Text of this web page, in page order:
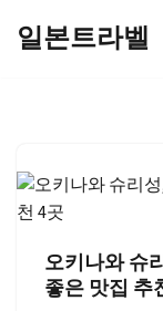
건
뛰
일본트라벨
오키나와 슈
좋은 맛집 추